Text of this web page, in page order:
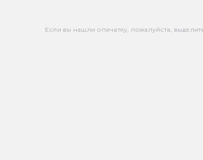
Если вы нашли опечатку, пожалуйста,